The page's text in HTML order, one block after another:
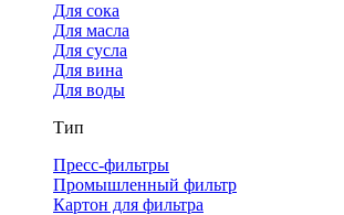
Для сока
Для масла
Для сусла
Для вина
Для воды
Тип
Пресс-фильтры
Промышленный фильтр
Картон для фильтра